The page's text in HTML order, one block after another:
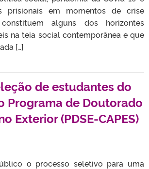
prisionais em momentos de crise
alguns dos horizontes
na teia social contemporânea e que
[…]
de estudantes do
Programa de Doutorado
Exterior (PDSE-CAPES)
o processo seletivo para uma